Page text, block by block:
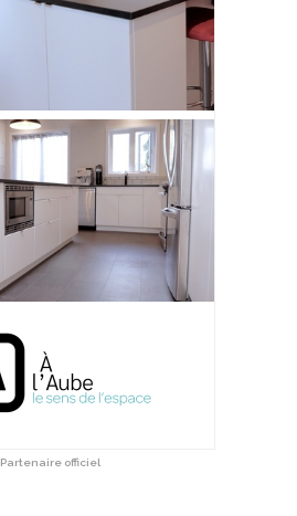
Partenaire officiel